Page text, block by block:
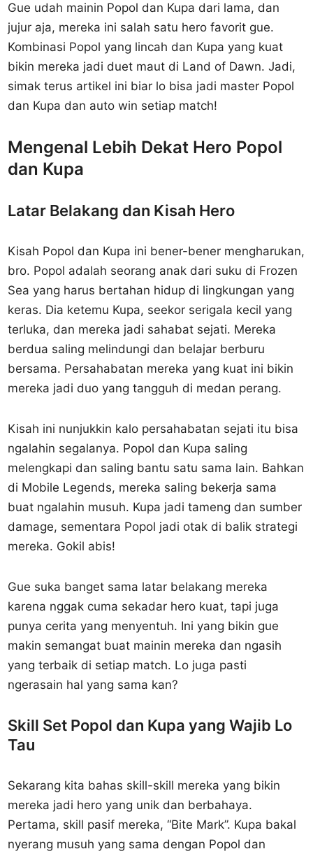
Gue udah mainin Popol dan Kupa dari lama, dan
jujur aja, mereka ini salah satu hero favorit gue.
Kombinasi Popol yang lincah dan Kupa yang kuat
bikin mereka jadi duet maut di Land of Dawn. Jadi,
simak terus artikel ini biar lo bisa jadi master Popol
dan Kupa dan auto win setiap match!
Mengenal Lebih Dekat Hero Popol
dan Kupa
Latar Belakang dan Kisah Hero
Kisah Popol dan Kupa ini bener-bener mengharukan,
bro. Popol adalah seorang anak dari suku di Frozen
Sea yang harus bertahan hidup di lingkungan yang
keras. Dia ketemu Kupa, seekor serigala kecil yang
terluka, dan mereka jadi sahabat sejati. Mereka
berdua saling melindungi dan belajar berburu
bersama. Persahabatan mereka yang kuat ini bikin
mereka jadi duo yang tangguh di medan perang.
Kisah ini nunjukkin kalo persahabatan sejati itu bisa
ngalahin segalanya. Popol dan Kupa saling
melengkapi dan saling bantu satu sama lain. Bahkan
di Mobile Legends, mereka saling bekerja sama
buat ngalahin musuh. Kupa jadi tameng dan sumber
damage, sementara Popol jadi otak di balik strategi
mereka. Gokil abis!
Gue suka banget sama latar belakang mereka
karena nggak cuma sekadar hero kuat, tapi juga
punya cerita yang menyentuh. Ini yang bikin gue
makin semangat buat mainin mereka dan ngasih
yang terbaik di setiap match. Lo juga pasti
ngerasain hal yang sama kan?
Skill Set Popol dan Kupa yang Wajib Lo
Tau
Sekarang kita bahas skill-skill mereka yang bikin
mereka jadi hero yang unik dan berbahaya.
Pertama, skill pasif mereka, “Bite Mark”. Kupa bakal
nyerang musuh yang sama dengan Popol dan